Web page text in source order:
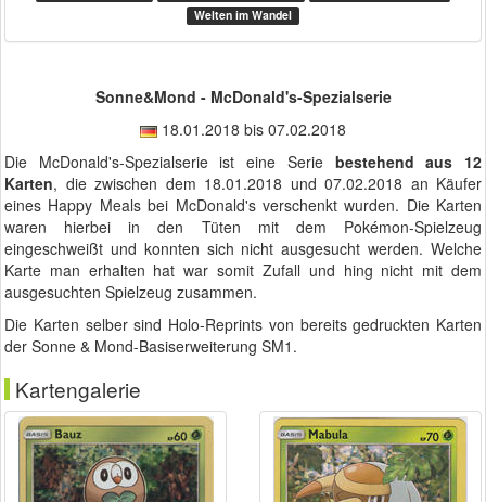
Welten im Wandel
Sonne&Mond - McDonald's-Spezialserie
18.01.2018 bis 07.02.2018
Die McDonald's-Spezialserie ist eine Serie bestehend aus 12
Karten, die zwischen dem 18.01.2018 und 07.02.2018 an Käufer
eines Happy Meals bei McDonald's verschenkt wurden. Die Karten
waren hierbei in den Tüten mit dem Pokémon-Spielzeug
eingeschweißt und konnten sich nicht ausgesucht werden. Welche
Karte man erhalten hat war somit Zufall und hing nicht mit dem
ausgesuchten Spielzeug zusammen.
Die Karten selber sind Holo-Reprints von bereits gedruckten Karten
der Sonne & Mond-Basiserweiterung SM1.
Kartengalerie